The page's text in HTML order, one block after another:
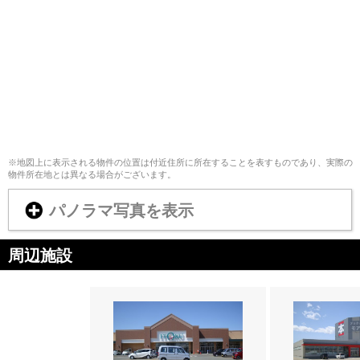
※地図上に表示される物件の位置は付近住所に所在することを表すものであり、実際の
物件所在地とは異なる場合がございます。
パノラマ写真を表示
周辺施設